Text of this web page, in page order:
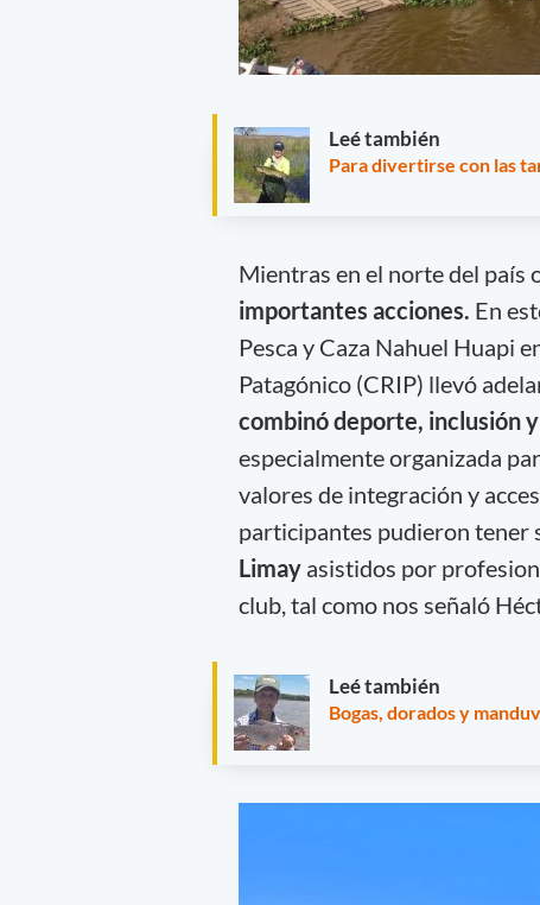
Leé también
Para divertirse con las
Mientras en el norte del país
importantes acciones. En
Pesca y Caza Nahuel Huapi
Patagónico (CRIP) llevó
combinó deporte, inclusión
especialmente organizada
valores de integración y
participantes pudieron tener
Limayasistidos por
club, tal como nos señaló
Leé también
Bogas, dorados y